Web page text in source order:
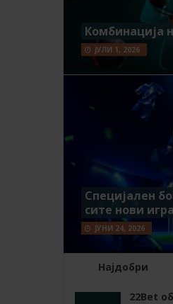
Комбинација
ЈУЛИ 1, 2026
Специјален
сите нови
ЈУНИ 24, 2026
Најдобри
22Bet